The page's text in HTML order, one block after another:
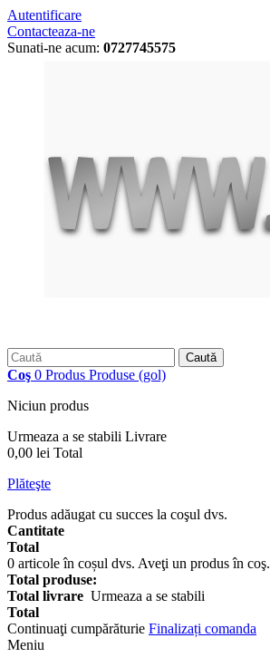
Autentificare
Contacteaza-ne
Sunati-ne acum: 0727745575
Caută
Coş 0 Produs Produse (gol)
Niciun produs
Urmeaza a se stabili Livrare
0,00 lei Total
Plăteşte
Produs adăugat cu succes la coşul dvs.
Cantitate
Total
0 articole în coșul dvs. Aveţi un produs în coş.
Total produse:
Total livrare Urmeaza a se stabili
Total
Continuaţi cumpărăturie Finalizați comanda
Meniu